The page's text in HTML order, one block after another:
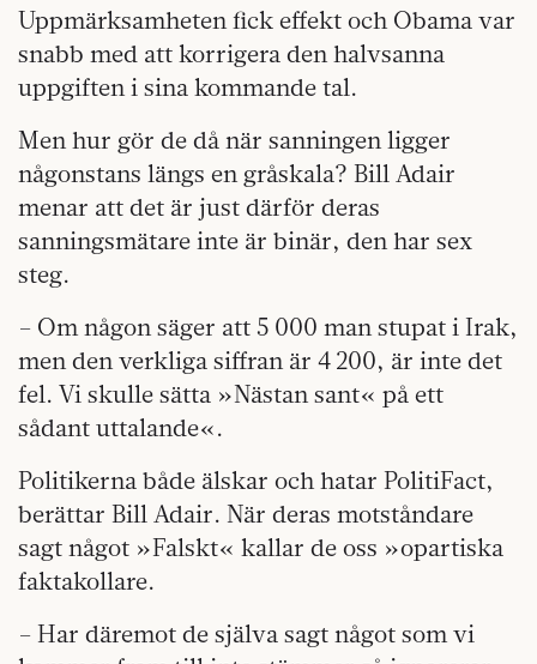
Uppmärksamheten fick effekt och Obama var
snabb med att korrigera den halvsanna
uppgiften i sina kommande tal.
Men hur gör de då när sanningen ligger
någonstans längs en gråskala? Bill Adair
menar att det är just därför deras
sanningsmätare inte är binär, den har sex
steg.
– Om någon säger att 5 000 man stupat i Irak,
men den verkliga siffran är 4 200, är inte det
fel. Vi skulle sätta »Nästan sant« på ett
sådant uttalande«.
Politikerna både älskar och hatar PolitiFact,
berättar Bill Adair. När deras motståndare
sagt något »Falskt« kallar de oss »opartiska
faktakollare.
– Har däremot de själva sagt något som vi